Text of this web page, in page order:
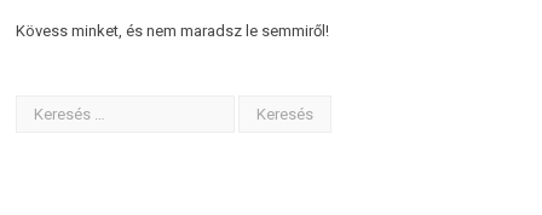
Kövess minket, és nem maradsz le semmiről!